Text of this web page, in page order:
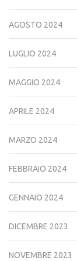
AGOSTO 2024
LUGLIO 2024
MAGGIO 2024
APRILE 2024
MARZO 2024
FEBBRAIO 2024
GENNAIO 2024
DICEMBRE 2023
NOVEMBRE 2023